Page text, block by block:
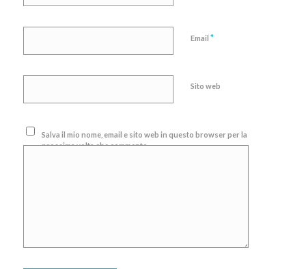
Email *
Sito web
Salva il mio nome, email e sito web in questo browser per la
prossima volta che commento.